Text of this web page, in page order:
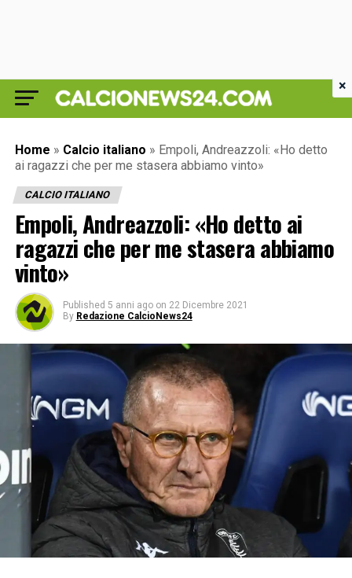
Home » Calcio italiano » Empoli, Andreazzoli: «Ho detto
ai ragazzi che per me stasera abbiamo vinto»
CALCIO ITALIANO
Empoli, Andreazzoli: «Ho detto ai
ragazzi che per me stasera abbiamo
vinto»
Published 5 anni ago on 22 Dicembre 2021
By Redazione CalcioNews24
×